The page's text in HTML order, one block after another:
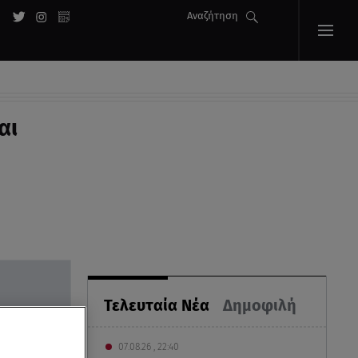
Αναζήτηση
Τελευταία Νέα Δημοφιλή
07.08.26 , 22:40